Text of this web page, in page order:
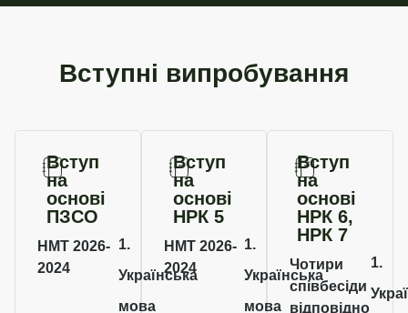
Вступні випробування
Вступ
на
основі
ПЗСО
НМТ 2026-
2024
1.
Українська
мова
Вступ
на
основі
НРК 5
НМТ 2026-
2024
1.
Українська
мова
Вступ
на
основі
НРК 6,
НРК 7
Чотири
співбесіди
відповідно
1.